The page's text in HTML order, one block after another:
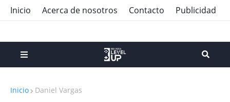
Inicio Acerca de nosotros Contacto Publicidad
Inicio Daniel Vargas